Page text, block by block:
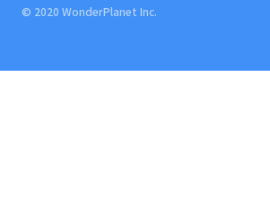
© 2020 WonderPlanet Inc.